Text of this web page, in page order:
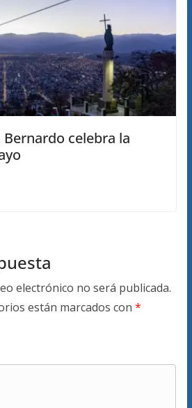
Bernardo celebra la
electrónico no será publicada.
están marcados con *